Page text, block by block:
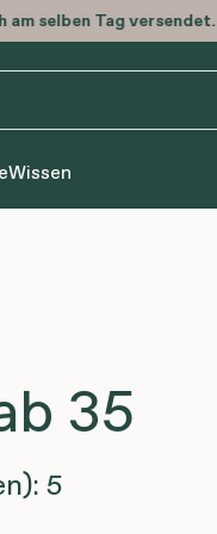
selben Tag versendet.
Wissen
35
5